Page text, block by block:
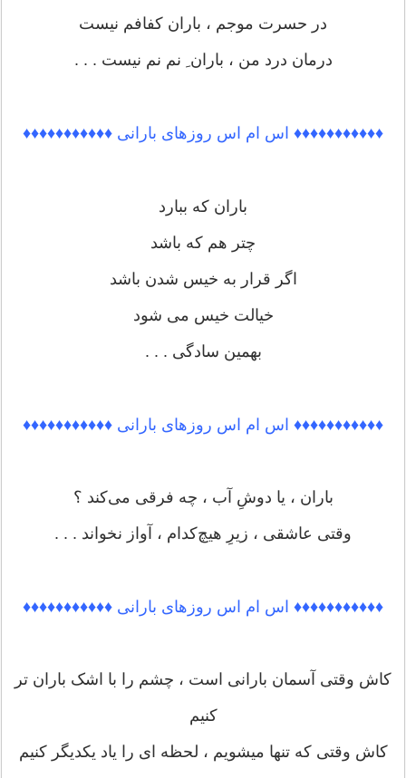
در حسرت موجم ، باران کفافم نیست
درمان درد من ، باران ِ نم نم نیست . . .
♦♦♦♦♦♦♦♦♦♦♦ اس ام اس روزهای بارانی ♦♦♦♦♦♦♦♦♦♦♦
باران که ببارد
چتر هم که باشد
اگر قرار به خیس شدن باشد
خیالت خیس می شود
بهمین سادگی . . .
♦♦♦♦♦♦♦♦♦♦♦ اس ام اس روزهای بارانی ♦♦♦♦♦♦♦♦♦♦♦
باران ، یا دوشِ آب ، چه فرقی می‌کند ؟
وقتی عاشقی ، زیرِ هیچ‌کدام ، آواز نخواند . . .
♦♦♦♦♦♦♦♦♦♦♦ اس ام اس روزهای بارانی ♦♦♦♦♦♦♦♦♦♦♦
کاش وقتی آسمان بارانی است ، چشم را با اشک باران تر
کنیم
کاش وقتی که تنها میشویم ، لحظه ای را یاد یکدیگر کنیم